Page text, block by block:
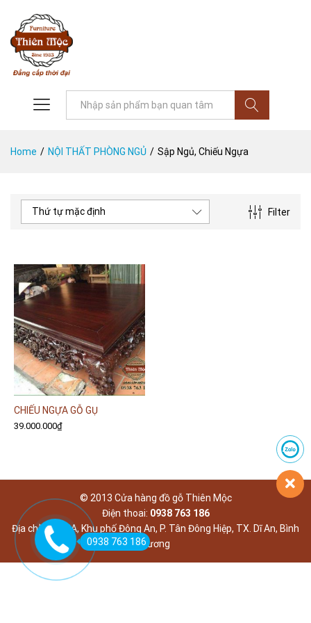
Home / NỘI THẤT PHÒNG NGỦ / Sập Ngủ, Chiếu Ngựa
Filter
Thứ tự mặc định
CHIẾU NGỰA GỖ GỤ
39.000.000₫
© 2013 Cửa hàng đồ gỗ Thiên Mộc
Điện thoai: 0938 763 186
Địa chỉ: 639/2A, Khu phố Đông An, P. Tân Đông Hiệp, TX. Dĩ An, Bình
Dương
0938 763 186